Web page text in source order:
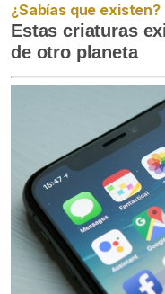
¿Sabías que existen?
Estas criaturas
de otro planeta